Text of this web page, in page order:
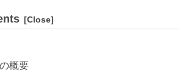
概要